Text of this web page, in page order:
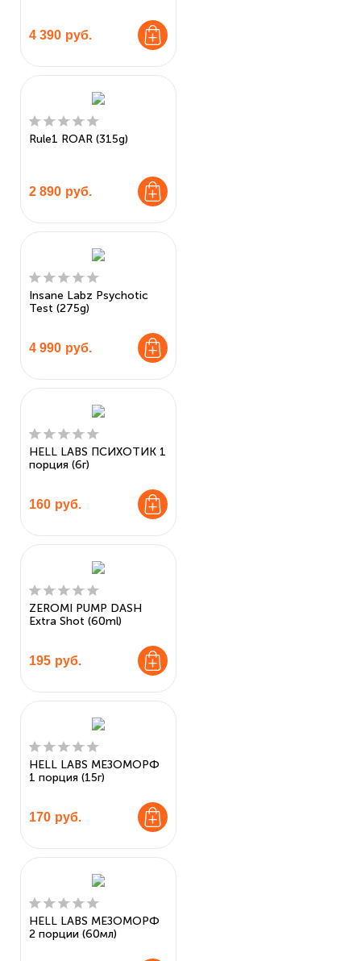
4 390 руб.
Rule1 ROAR (315g)
2 890 руб.
Insane Labz Psychotic
Test (275g)
4 990 руб.
HELL LABS ПСИХОТИК 1
порция (6г)
160 руб.
ZEROMI PUMP DASH
Extra Shot (60ml)
195 руб.
HELL LABS МЕЗОМОРФ
1 порция (15г)
170 руб.
HELL LABS МЕЗОМОРФ
2 порции (60мл)